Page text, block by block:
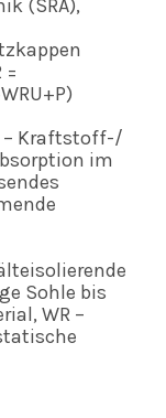
(SRA),
=
– Kraftstoff-/
im
Sohle bis
WR –